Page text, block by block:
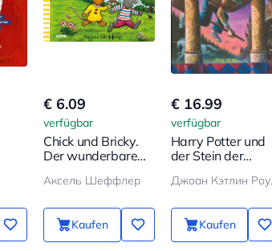
€ 6.09
verfügbar
Chick und Bricky.
Der wunderbare
Аксель Шеффлер
Kaufen
€ 16.99
verfügbar
Harry Potter und
der Stein der
Kaufen